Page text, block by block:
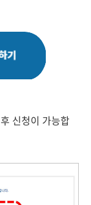
신청이 가능합